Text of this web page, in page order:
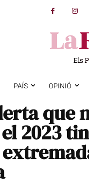
Els
PAÍS OPINIÓ
que
2023